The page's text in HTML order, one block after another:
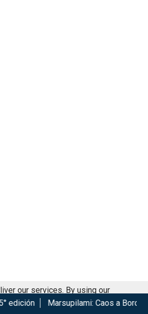
Caos a Bordo se estrena en
our services. By using our
our use of cookies.
Got it